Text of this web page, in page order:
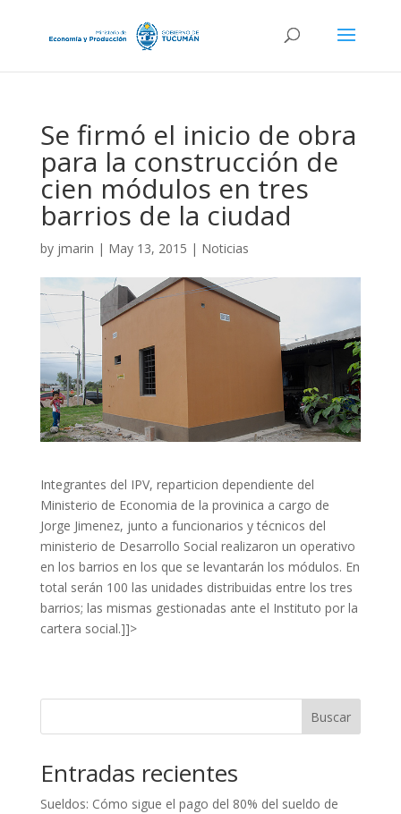
Se firmó el inicio de obra
para la construcción de
cien módulos en tres
barrios de la ciudad
by jmarin | May 13, 2015 | Noticias
Integrantes del IPV, reparticion dependiente del
Ministerio de Economia de la provinica a cargo de
Jorge Jimenez, junto a funcionarios y técnicos del
ministerio de Desarrollo Social realizaron un operativo
en los barrios en los que se levantarán los módulos. En
total serán 100 las unidades distribuidas entre los tres
barrios; las mismas gestionadas ante el Instituto por la
cartera social.]]>
Buscar
Entradas recientes
Sueldos: Cómo sigue el pago del 80% del sueldo de